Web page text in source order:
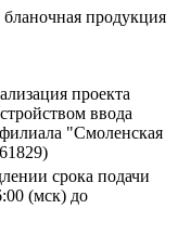
продукция
проекта
ввода
"Смоленская
срока подачи
(мск) до